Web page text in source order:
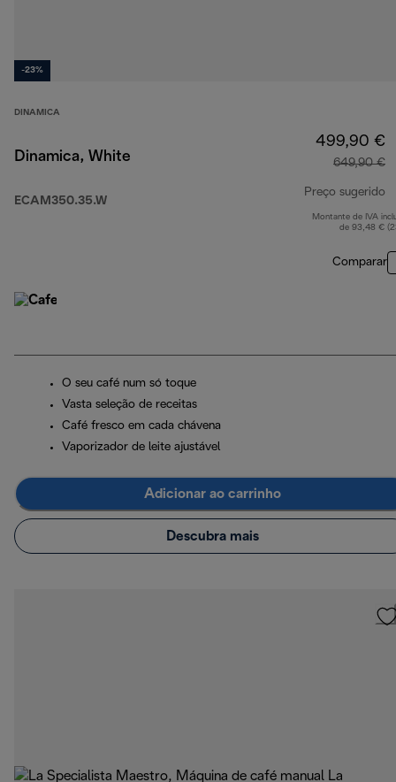
-23%
DINAMICA
Dinamica, White
ECAM350.35.W
499,90 €
649,90 €
Preço sugerido
Montante de IVA
de 93,48 €
Comparar
O seu café num só toque
Vasta seleção de receitas
Café fresco em cada chávena
Vaporizador de leite ajustável
Adicionar ao carrinho
Descubra mais